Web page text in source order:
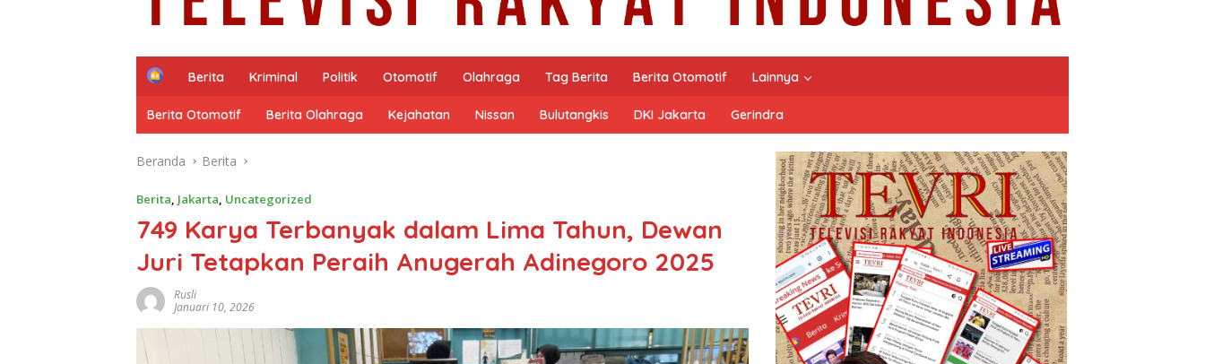
H
m
e
Berita Kriminal Politik Otomotif Olahraga Tag Berita Berita Otomotif Lainnya
Berita Otomotif Berita Olahraga Kejahatan Nissan Bulutangkis DKI Jakarta Gerindra
Beranda Berita
Berita, Jakarta, Uncategorized
749 Karya Terbanyak dalam Lima Tahun, Dewan
Juri Tetapkan Peraih Anugerah Adinegoro 2025
Rusli
Januari 10, 2026